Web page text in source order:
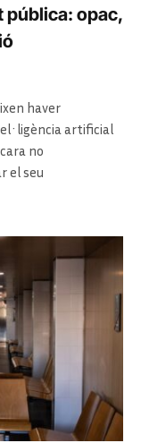
pública: opac,
haver
artificial
no
el seu